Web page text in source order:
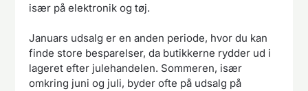
især på elektronik og tøj.
Januars udsalg er en anden periode, hvor du kan
finde store besparelser, da butikkerne rydder ud i
lageret efter julehandelen. Sommeren, især
omkring juni og juli, byder ofte på udsalg på